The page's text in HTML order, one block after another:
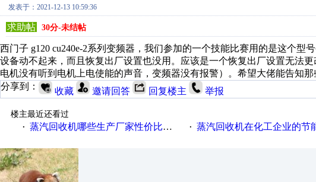
发表于：2021-12-13 10:59:36
求助帖
30分-未结帖
西门子 g120 cu240e-2系列变频器，我们参加的一个技能比赛用的是这个型
设备动不起来，而且恢复出厂设置也没用。应该是一个恢复出厂设置无法
电机没有听到电机上电使能的声音，变频器没有报警）。希望大佬能告知那
分享到：
收藏 邀请回答 回复楼主 举报
楼主最近还看过
· 蒸汽回收机哪些生产厂家性价比高一些 · 蒸汽回收机在化工企业的节